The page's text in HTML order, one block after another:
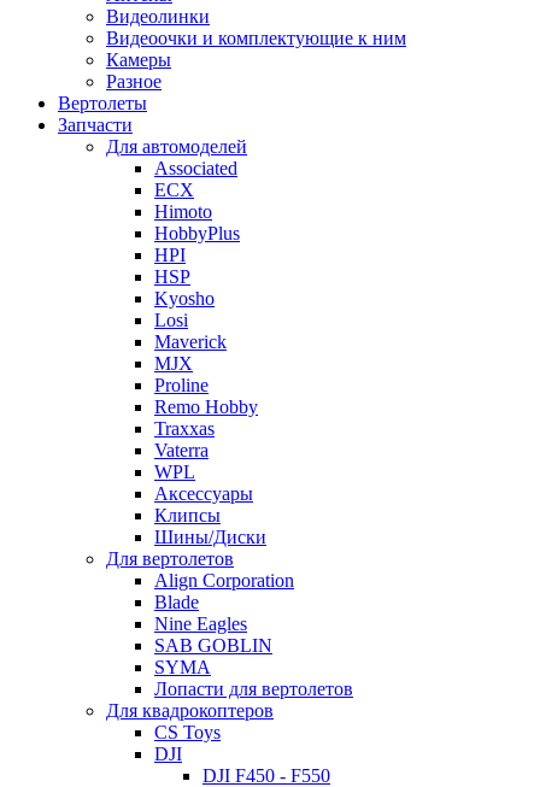
Видеолинки
Видеоочки и комплектующие к ним
Камеры
Разное
Вертолеты
Запчасти
Для автомоделей
Associated
ECX
Himoto
HobbyPlus
HPI
HSP
Kyosho
Losi
Maverick
MJX
Proline
Remo Hobby
Traxxas
Vaterra
WPL
Аксессуары
Клипсы
Шины/Диски
Для вертолетов
Align Corporation
Blade
Nine Eagles
SAB GOBLIN
SYMA
Лопасти для вертолетов
Для квадрокоптеров
CS Toys
DJI
DJI F450 - F550